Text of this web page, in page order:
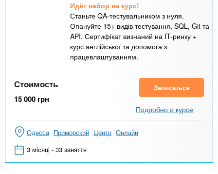
Идёт набор на курс!
Станьте QA-тестувальником з нуля.
Опануйте 15+ видів тестування, SQL, Git та
API. Сертифікат визнаний на IT-ринку +
курс англійської та допомога з
працевлаштуванням.
Стоимость
15 000 грн
Записаться
Подробно о курсе
Одесса Приморский Центр Онлайн
3 місяці - 33 заняття